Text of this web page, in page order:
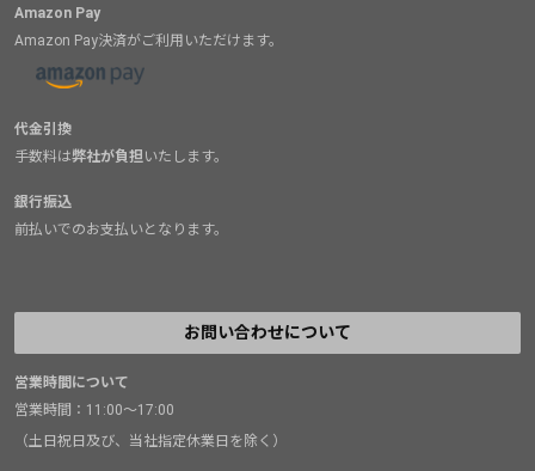
Amazon Pay
Amazon Pay決済がご利用いただけます。
代金引換
手数料は弊社が負担いたします。
銀行振込
前払いでのお支払いとなります。
お問い合わせについて
営業時間について
営業時間：11:00～17:00
（土日祝日及び、当社指定休業日を除く）